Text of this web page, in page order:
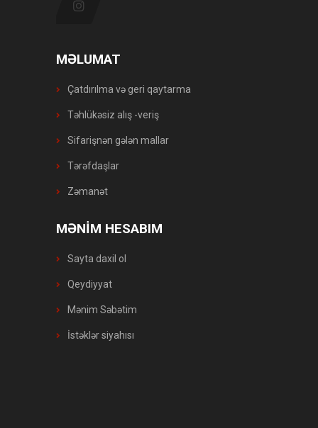
MƏLUMAT
Çatdırılma və geri qaytarma
Təhlükəsiz alış -veriş
Sifarişnən gələn mallar
Tərəfdaşlar
Zəmanət
MƏNİM HESABIM
Sayta daxil ol
Qeydiyyat
Mənim Səbətim
İstəklər siyahısı